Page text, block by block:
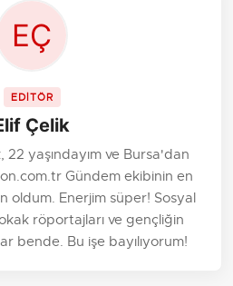
EDİTÖR
Çelik
22 yaşındayım ve Bursa'dan
Gündem ekibinin en
oldum. Enerjim süper! Sosyal
röportajları ve gençliğin
bende. Bu işe bayılıyorum!